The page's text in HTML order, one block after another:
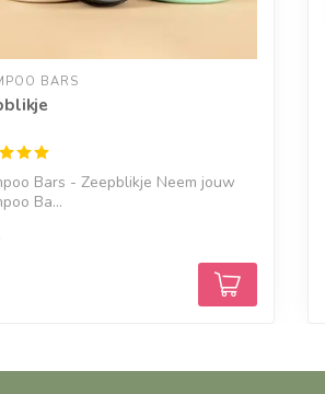
BARS
Bars - Zeepblikje Neem jouw
Ba...